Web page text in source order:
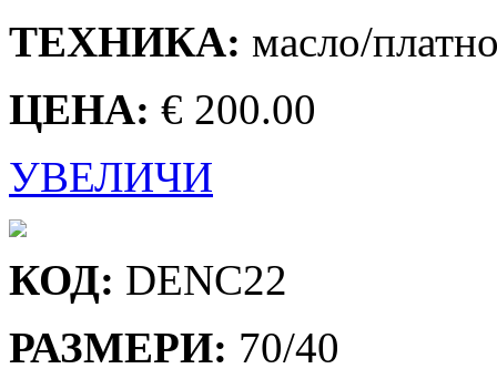
ТЕХНИКА: масло/
ЦЕНА: € 200.00
УВЕЛИЧИ
КОД: DENC22
РАЗМЕРИ: 70/40